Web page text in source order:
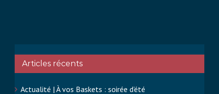
Articles récents
Actualité | À vos Baskets : soirée d’été